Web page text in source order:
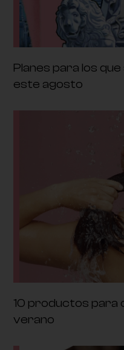
Planes para los
este agosto
10 productos para
verano